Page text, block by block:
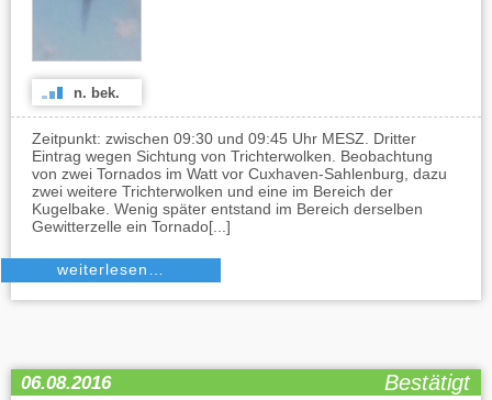
n. bek.
Zeitpunkt: zwischen 09:30 und 09:45 Uhr MESZ. Dritter
Eintrag wegen Sichtung von Trichterwolken. Beobachtung
von zwei Tornados im Watt vor Cuxhaven-Sahlenburg, dazu
zwei weitere Trichterwolken und eine im Bereich der
Kugelbake. Wenig später entstand im Bereich derselben
Gewitterzelle ein Tornado[...]
weiterlesen…
06.08.2016 Bestätigt